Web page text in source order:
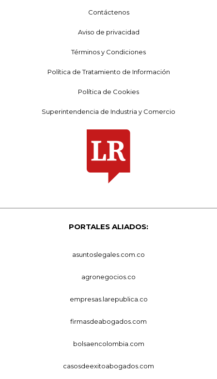
Contáctenos
Aviso de privacidad
Términos y Condiciones
Política de Tratamiento de Información
Política de Cookies
Superintendencia de Industria y Comercio
PORTALES ALIADOS:
asuntoslegales.com.co
agronegocios.co
empresas.larepublica.co
firmasdeabogados.com
bolsaencolombia.com
casosdeexitoabogados.com